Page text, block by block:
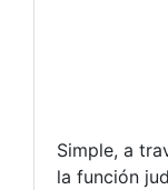
Simple, a
la función